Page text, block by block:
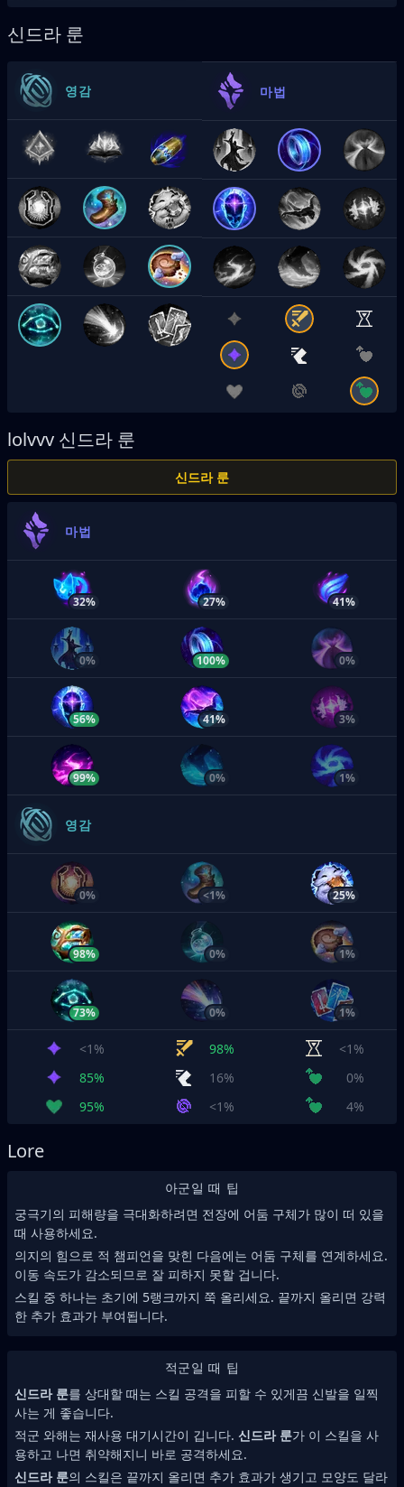
신드라 룬
영감 마법
lolvvv 신드라 룬
신드라 룬
마법
32% 27% 41%
0% 100% 0%
56% 41% 3%
99% 0% 1%
영감
0% <1% 25%
98% 0% 1%
73% 0% 1%
<1% 98%
<1%
85%
16%
0%
95%
<1% 4%
Lore
아군일 때 팁
궁극기의 피해량을 극대화하려면 전장에 어둠 구체가 많이 떠 있을
때 사용하세요.
의지의 힘으로 적 챔피언을 맞힌 다음에는 어둠 구체를 연계하세요.
이동 속도가 감소되므로 잘 피하지 못할 겁니다.
스킬 중 하나는 초기에 5랭크까지 쭉 올리세요. 끝까지 올리면 강력
한 추가 효과가 부여됩니다.
적군일 때 팁
신드라 룬를 상대할 때는 스킬 공격을 피할 수 있게끔 신발을 일찍
사는 게 좋습니다.
적군 와해는 재사용 대기시간이 깁니다. 신드라 룬가 이 스킬을 사
용하고 나면 취약해지니 바로 공격하세요.
신드라 룬의 스킬은 끝까지 올리면 추가 효과가 생기고 모양도 달라